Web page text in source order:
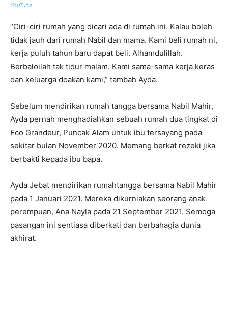
YouTube
“Ciri-ciri rumah yang dicari ada di rumah ini. Kalau boleh
tidak jauh dari rumah Nabil dan mama. Kami beli rumah ni,
kerja puluh tahun baru dapat beli. Alhamdulillah.
Berbaloilah tak tidur malam. Kami sama-sama kerja keras
dan keluarga doakan kami,” tambah Ayda.
Sebelum mendirikan rumah tangga bersama Nabil Mahir,
Ayda pernah menghadiahkan sebuah rumah dua tingkat di
Eco Grandeur, Puncak Alam untuk ibu tersayang pada
sekitar bulan November 2020. Memang berkat rezeki jika
berbakti kepada ibu bapa.
Ayda Jebat mendirikan rumahtangga bersama Nabil Mahir
pada 1 Januari 2021. Mereka dikurniakan seorang anak
perempuan, Ana Nayla pada 21 September 2021. Semoga
pasangan ini sentiasa diberkati dan berbahagia dunia
akhirat.